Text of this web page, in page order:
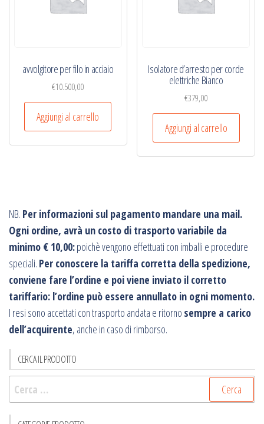
avvolgitore per filo in acciaio
€10.500,00
Aggiungi al carrello
Isolatore d’arresto per corde
elettriche Bianco
€379,00
Aggiungi al carrello
NB. Per informazioni sul pagamento mandare una mail.
Ogni ordine, avrà un costo di trasporto variabile da
minimo € 10,00:poichè vengono effettuati con imballi e procedure
speciali. Per conoscere la tariffa corretta della spedizione,
conviene fare l’ordine e poi viene inviato il corretto
tariffario: l’ordine può essere annullato in ogni momento.
I resi sono accettati con trasporto andata e ritorno sempre a carico
dell’acquirente, anche in caso di rimborso.
CERCA IL PRODOTTO
Ricerca
per: